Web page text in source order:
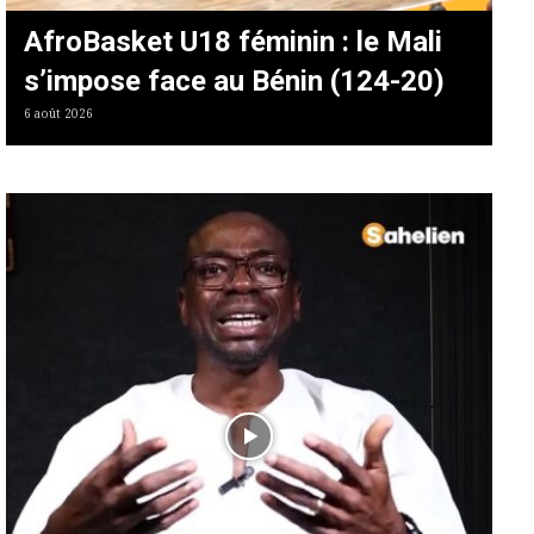
AfroBasket U18 féminin : le Mali
s’impose face au Bénin (124-20)
6 août 2026